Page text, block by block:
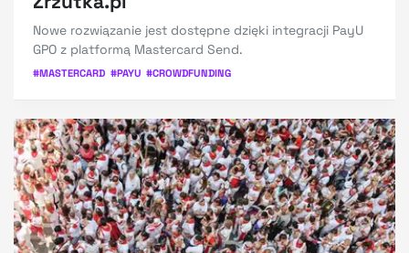
Nowe rozwiązanie jest dostępne dzięki integracji PayU
GPO z platformą Mastercard Send.
#MASTERCARD #PAYU #CROWDFUNDING